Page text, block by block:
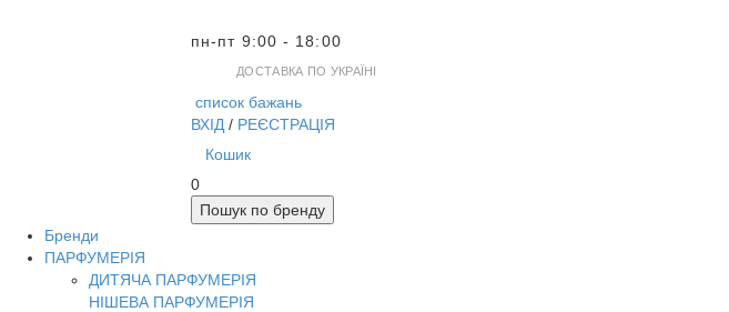
пн-пт 9:00 - 18:00
ДОСТАВКА ПО УКРАЇНІ
список бажань
ВХІД / РЕЄСТРАЦІЯ
Кошик
0
Пошук по бренду
Бренди
ПАРФУМЕРІЯ
ДИТЯЧА ПАРФУМЕРІЯ
НІШЕВА ПАРФУМЕРІЯ